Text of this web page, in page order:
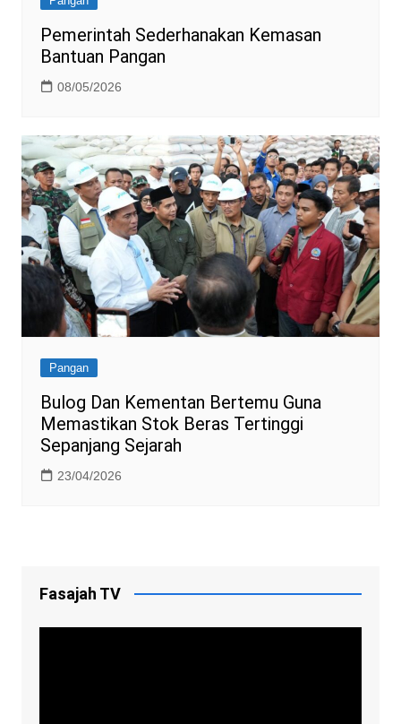
Pemerintah Sederhanakan Kemasan
Bantuan Pangan
08/05/2026
Pangan
Bulog Dan Kementan Bertemu Guna
Memastikan Stok Beras Tertinggi
Sepanjang Sejarah
23/04/2026
Fasajah TV